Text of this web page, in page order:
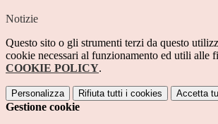
Notizie
Questo sito o gli strumenti terzi da questo
cookie necessari al funzionamento ed utili alle
COOKIE POLICY.
Personalizza Rifiuta tutti i cookies Accetta
Gestione cookie